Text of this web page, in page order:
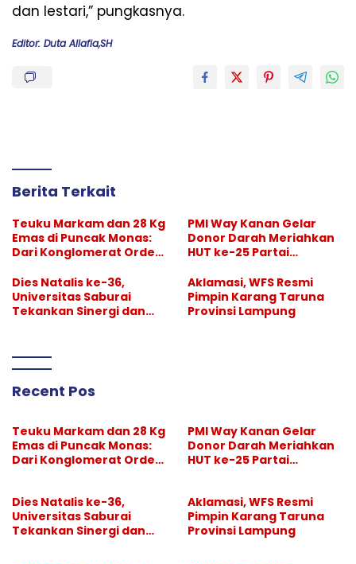
dan lestari,” pungkasnya.
Editor: Duta Allafia,SH
Berita Terkait
Teuku Markam dan 28 Kg
Emas di Puncak Monas:
Dari Konglomerat Orde
Sejarah
PMI Way Kanan Gelar
Donor Darah Meriahkan
HUT ke-25 Partai
Warga Antusias
Berdonor
Dies Natalis ke-36,
Universitas Saburai
Tekankan Sinergi dan
Aklamasi, WFS Resmi
Pimpin Karang Taruna
Provinsi Lampung
Recent Pos
Teuku Markam dan 28 Kg
Emas di Puncak Monas:
Dari Konglomerat Orde
PMI Way Kanan Gelar
Donor Darah Meriahkan
HUT ke-25 Partai
Berdonor
Dies Natalis ke-36,
Universitas Saburai
Tekankan Sinergi dan
Aklamasi, WFS Resmi
Pimpin Karang Taruna
Provinsi Lampung